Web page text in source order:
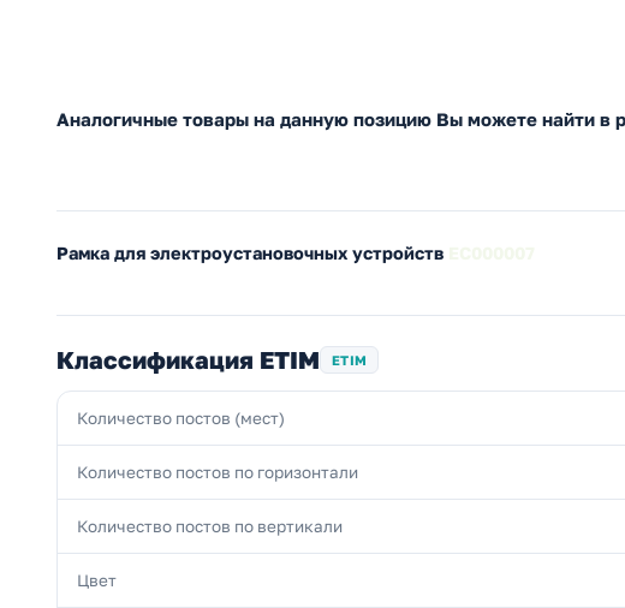
Аналогичные товары на данную позицию Вы можете найти в
Рамка для электроустановочных устройств
Классификация ETIM ETIM
Количество постов (мест)
Количество постов по горизонтали
Количество постов по вертикали
Цвет